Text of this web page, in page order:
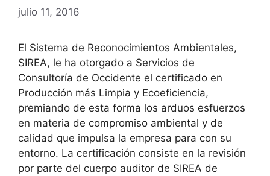
julio 11, 2016
El Sistema de Reconocimientos Ambientales,
SIREA, le ha otorgado a Servicios de
Consultoría de Occidente el certificado en
Producción más Limpia y Ecoeficiencia,
premiando de esta forma los arduos esfuerzos
en materia de compromiso ambiental y de
calidad que impulsa la empresa para con su
entorno. La certificación consiste en la revisión
por parte del cuerpo auditor de SIREA de